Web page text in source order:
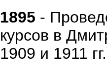
1895 -
курсов в
1909 и 1911